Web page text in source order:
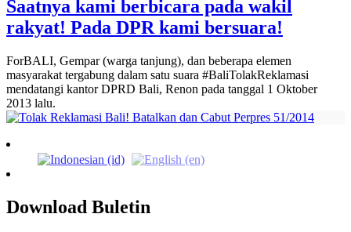
Saatnya kami berbicara pada wakil
rakyat! Pada DPR kami bersuara!
ForBALI, Gempar (warga tanjung), dan beberapa elemen
masyarakat tergabung dalam satu suara #BaliTolakReklamasi
mendatangi kantor DPRD Bali, Renon pada tanggal 1 Oktober
2013 lalu.
Download Buletin